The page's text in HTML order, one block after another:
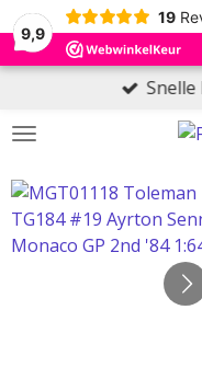
9,9
19